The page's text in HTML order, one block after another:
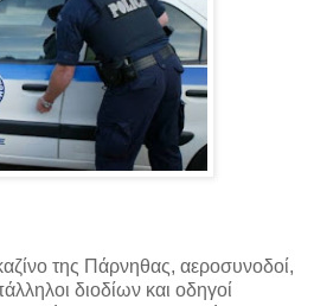
της Πάρνηθας, αεροσυνοδοί,
διοδίων και οδηγοί